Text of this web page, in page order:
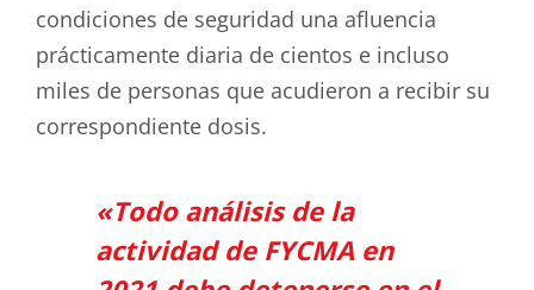
condiciones de seguridad una afluencia
prácticamente diaria de cientos e incluso
miles de personas que acudieron a recibir su
correspondiente dosis.
«Todo análisis de la
actividad de FYCMA en